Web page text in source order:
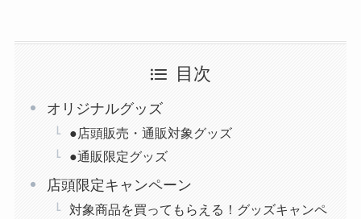
目次
オリジナルグッズ
●店頭販売・通販対象グッズ
●通販限定グッズ
店頭限定キャンペーン
対象商品を買ってもらえる！グッズキャンペ